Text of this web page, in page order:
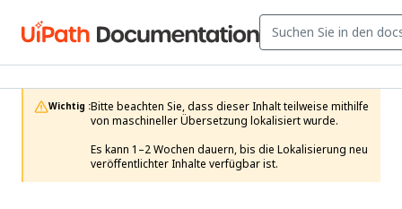
Wichtig :Bitte beachten Sie, dass dieser Inhalt teilweise mithilfe
von maschineller Übersetzung lokalisiert wurde.
Es kann 1–2 Wochen dauern, bis die Lokalisierung neu
veröffentlichter Inhalte verfügbar ist.